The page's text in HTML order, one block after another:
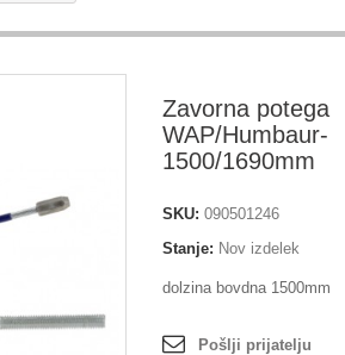
Zavorna potega
WAP/Humbaur-
1500/1690mm
SKU: 090501246
Stanje: Nov izdelek
dolzina bovdna 1500mm
Pošlji prijatelju